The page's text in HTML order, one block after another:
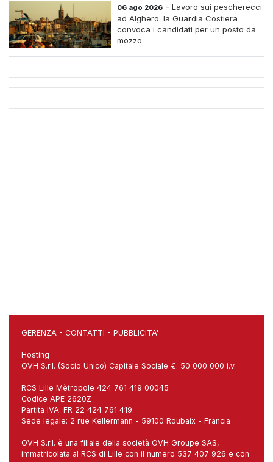
06 ago 2026 -Lavoro sui pescherecci
ad Alghero: la Guardia Costiera
convoca i candidati per un posto da
mozzo
GERENZA - CONTATTI - PUBBLICITA'
Hosting
OVH S.r.l. (Socio Unico) Capitale Sociale €. 50 000 000 i.v.
RCS Lille Mètropole 424 761 419 00045
Codice APE 2620Z
Partita IVA: FR 22 424 761 419
Sede legale: 2 rue Kellermann - 59100 Roubaix - Francia
OVH S.r.l. è una filiale della società OVH Groupe SAS,
immatricolata al RCS di Lille con il numero 537 407 926 e con